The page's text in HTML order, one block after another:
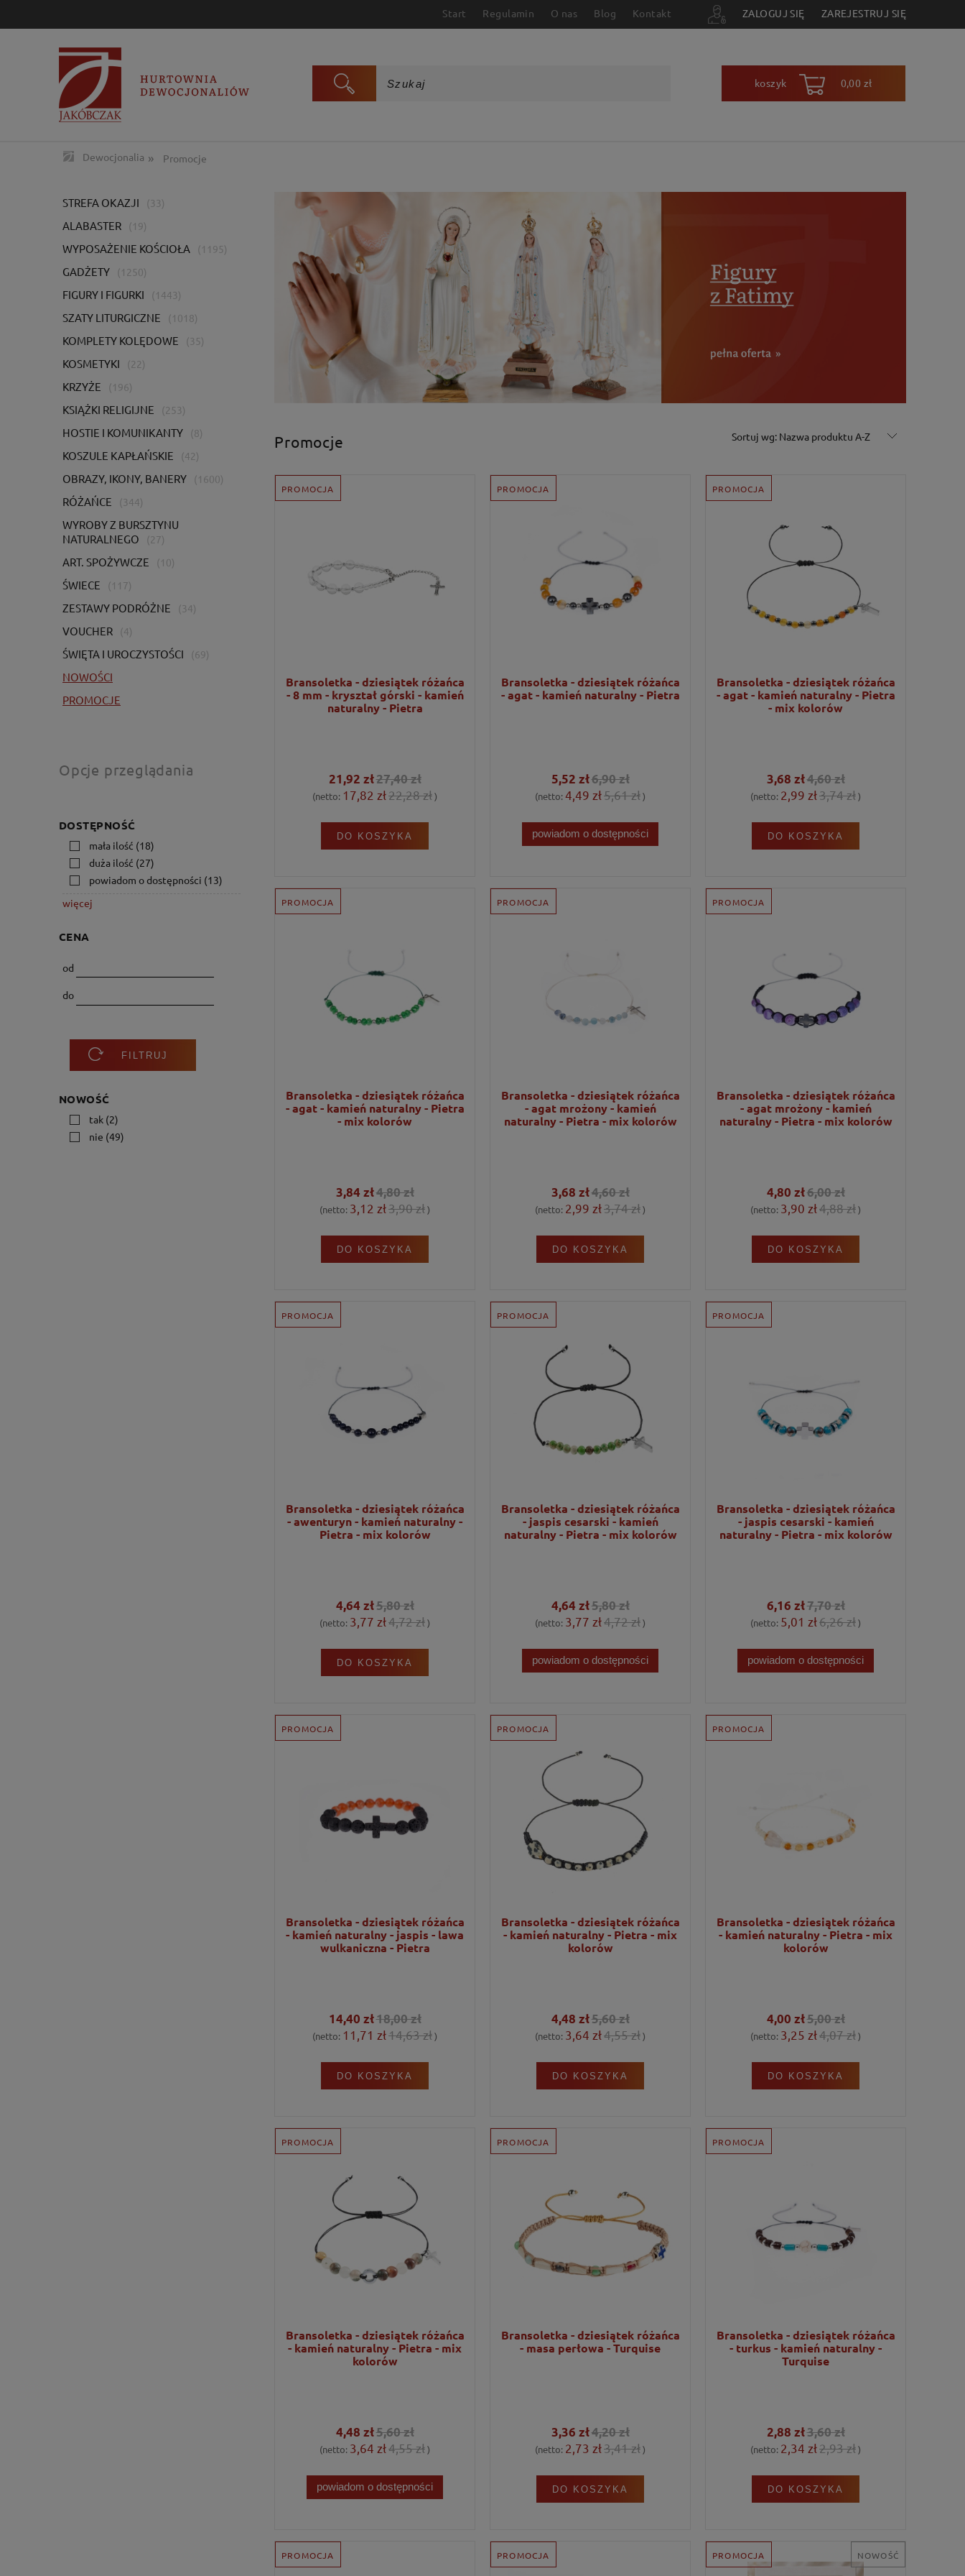
Start Regulamin O nas Blog Kontakt ZALOGUJ SIĘ ZAREJESTRUJ SIĘ
koszyk 0,00 zł
Dewocjonalia » Promocje
STREFA OKAZJI (33)
ALABASTER (19)
WYPOSAŻENIE KOŚCIOŁA (1195)
GADŻETY (1250)
FIGURY I FIGURKI (1443)
SZATY LITURGICZNE (1018)
KOMPLETY KOLĘDOWE (35)
KOSMETYKI (22)
KRZYŻE (196)
KSIĄŻKI RELIGIJNE (253)
HOSTIE I KOMUNIKANTY (8)
KOSZULE KAPŁAŃSKIE (42)
OBRAZY, IKONY, BANERY (1600)
RÓŻAŃCE (344)
WYROBY Z BURSZTYNU
NATURALNEGO
(27)
ART. SPOŻYWCZE (10)
ŚWIECE (117)
ZESTAWY PODRÓŻNE (34)
VOUCHER (4)
ŚWIĘTA I UROCZYSTOŚCI (69)
NOWOŚCI
PROMOCJE
Opcje przeglądania
DOSTĘPNOŚĆ
mała ilość (18)
duża ilość (27)
powiadom o dostępności (13)
więcej
CENA
od
do
FILTRUJ
NOWOŚĆ
tak (2)
nie (49)
Promocje Sortuj wg: Nazwa produktu A-Z
Bransoletka - dziesiątek różańca
- 8 mm - kryształ górski - kamień
naturalny - Pietra
21,92 zł27,40 zł
(netto: 17,82 zł22,28 zł)
DO KOSZYKA
PROMOCJA
Bransoletka - dziesiątek różańca
- agat - kamień naturalny - Pietra
5,52 zł6,90 zł
(netto: 4,49 zł5,61 zł)
powiadom o dostępności
PROMOCJA
Bransoletka - dziesiątek różańca
- agat - kamień naturalny - Pietra
- mix kolorów
3,68 zł4,60 zł
(netto: 2,99 zł3,74 zł)
DO KOSZYKA
PROMOCJA
Bransoletka - dziesiątek różańca
- agat - kamień naturalny - Pietra
- mix kolorów
3,84 zł4,80 zł
(netto: 3,12 zł3,90 zł)
DO KOSZYKA
PROMOCJA
Bransoletka - dziesiątek różańca
- agat mrożony - kamień
naturalny - Pietra - mix kolorów
3,68 zł4,60 zł
(netto: 2,99 zł3,74 zł)
DO KOSZYKA
PROMOCJA
Bransoletka - dziesiątek różańca
- agat mrożony - kamień
naturalny - Pietra - mix kolorów
4,80 zł6,00 zł
(netto: 3,90 zł4,88 zł)
DO KOSZYKA
PROMOCJA
Bransoletka - dziesiątek różańca
- awenturyn - kamień naturalny -
Pietra - mix kolorów
4,64 zł5,80 zł
(netto: 3,77 zł4,72 zł)
DO KOSZYKA
PROMOCJA
Bransoletka - dziesiątek różańca
- jaspis cesarski - kamień
naturalny - Pietra - mix kolorów
4,64 zł5,80 zł
(netto: 3,77 zł4,72 zł)
powiadom o dostępności
PROMOCJA
Bransoletka - dziesiątek różańca
- jaspis cesarski - kamień
naturalny - Pietra - mix kolorów
6,16 zł7,70 zł
(netto: 5,01 zł6,26 zł)
powiadom o dostępności
PROMOCJA
Bransoletka - dziesiątek różańca
- kamień naturalny - jaspis - lawa
wulkaniczna - Pietra
14,40 zł18,00 zł
(netto: 11,71 zł14,63 zł)
DO KOSZYKA
PROMOCJA
Bransoletka - dziesiątek różańca
- kamień naturalny - Pietra - mix
kolorów
4,48 zł5,60 zł
(netto: 3,64 zł4,55 zł)
DO KOSZYKA
PROMOCJA
Bransoletka - dziesiątek różańca
- kamień naturalny - Pietra - mix
kolorów
4,00 zł5,00 zł
(netto: 3,25 zł4,07 zł)
DO KOSZYKA
PROMOCJA
Bransoletka - dziesiątek różańca
- kamień naturalny - Pietra - mix
kolorów
4,48 zł5,60 zł
(netto: 3,64 zł4,55 zł)
powiadom o dostępności
PROMOCJA
Bransoletka - dziesiątek różańca
- masa perłowa - Turquise
3,36 zł4,20 zł
(netto: 2,73 zł3,41 zł)
DO KOSZYKA
PROMOCJA
Bransoletka - dziesiątek różańca
- turkus - kamień naturalny -
Turquise
2,88 zł3,60 zł
(netto: 2,34 zł2,93 zł)
DO KOSZYKA
PROMOCJA
PROMOCJA PROMOCJA PROMOCJA NOWOŚĆ